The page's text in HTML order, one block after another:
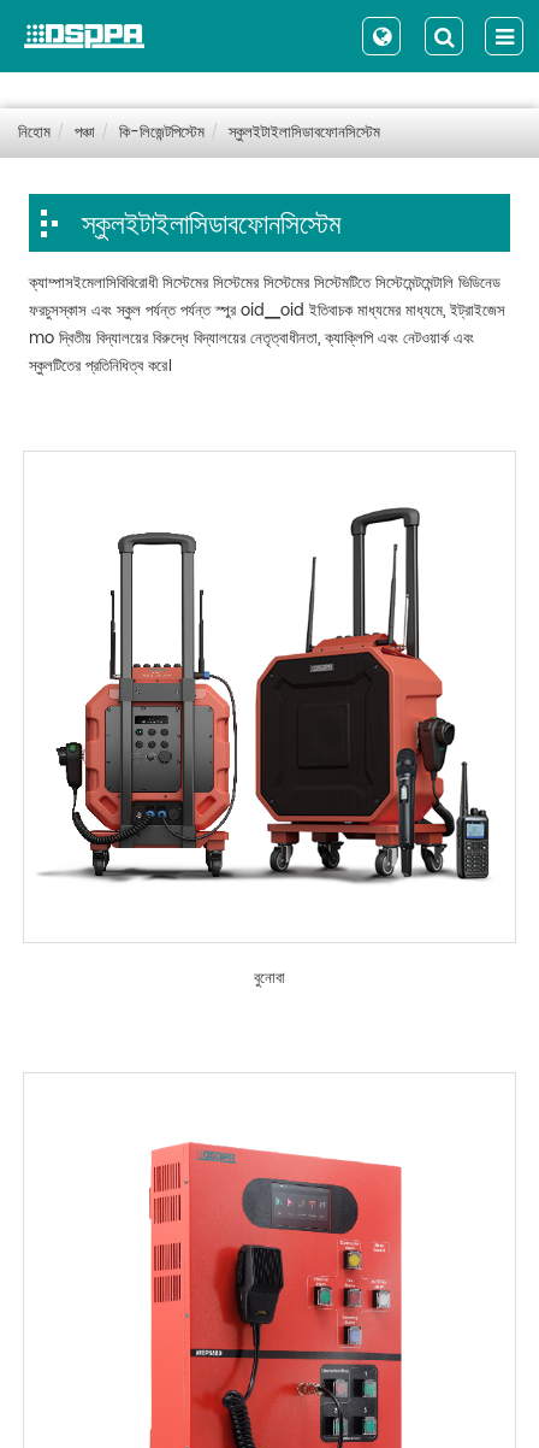
নিহোম পঞ্চা কি-লিজেন্টপিস্টেম স্কুলইটাইলাসিডাবফোনসিস্টেম
স্কুলইটাইলাসিডাবফোনসিস্টেম
ক্যাম্পাসইমেলাসিবিবিরোধী সিস্টেমের সিস্টেমের সিস্টেমের সিস্টেমটিতে সিস্টেমেন্টমেন্টালি ভিডিনেড
ফরচুসস্কাস এবং স্কুল পর্যন্ত পর্যন্ত স্পুর oid▁oid ইতিবাচক মাধ্যমের মাধ্যমে, ইট্রাইজেস
mo দ্বিতীয় বিদ্যালয়ের বিরুদ্ধে বিদ্যালয়ের নেতৃত্বাধীনতা, ক্যাক্লিপি এবং নেটওয়ার্ক এবং
স্কুলটিতের প্রতিনিধিত্ব করে।
বুনোবা